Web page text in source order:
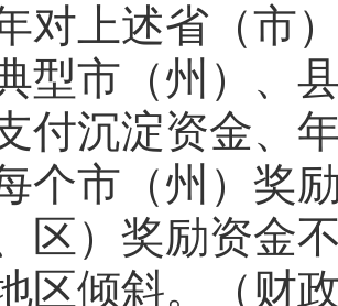
对上述省（市
型市（州）、
付沉淀资金、
个市（州）奖
、区）奖励资金
区倾斜。（财